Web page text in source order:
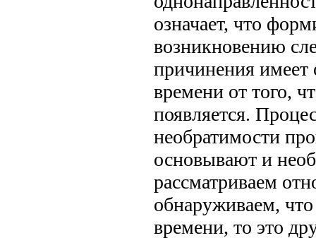
означает, что
возникновению
причинения имеет
времени от того,
появляется.
необратимости
основывают и
рассматриваем
обнаруживаем,
времени, то это